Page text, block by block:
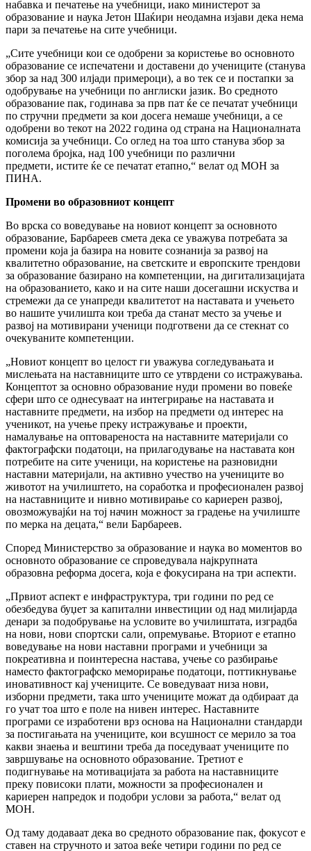
набавка и печатење на учебници, иако министерот за
образование и наука Јетон Шаќири неодамна изјави дека нема
пари за печатење на сите учебници.
„Сите учебници кои се одобрени за користење во основното
образование се испечатени и доставени до учениците (станува
збор за над 300 илјади примероци), а во тек се и постапки за
одобрување на учебници по англиски јазик. Во средното
образование пак, годинава за прв пат ќе се печатат учебници
по стручни предмети за кои досега немаше учебници, а се
одобрени во текот на 2022 година од страна на Националната
комисија за учебници. Со оглед на тоа што станува збор за
поголема бројка, над 100 учебници по различни
предмети, истите ќе се печатат етапно,“ велат од МОН за
ПИНА.
Промени во образовниот концепт
Во врска со воведување на новиот концепт за основното
образование, Барбареев смета дека се уважува потребата за
промени која ја базира на новите сознанија за развој на
квалитетно образование, на светските и европските трендови
за образование базирано на компетенции, на дигитализацијата
на образованието, како и на сите наши досегашни искуства и
стремежи да се унапреди квалитетот на наставата и учењето
во нашите училишта кои треба да станат место за учење и
развој на мотивирани ученици подготвени да се стекнат со
очекуваните компетенции.
„Новиот концепт во целост ги уважува согледувањата и
мислењата на наставниците што се утврдени со истражувања.
Концептот за основно образование нуди промени во повеќе
сфери што се однесуваат на интегрирање на наставата и
наставните предмети, на избор на предмети од интерес на
ученикот, на учење преку истражување и проекти,
намалување на оптовареноста на наставните материјали со
фактографски податоци, на прилагодување на наставата кон
потребите на сите ученици, на користење на разновидни
наставни материјали, на активно учество на учениците во
животот на училиштето, на соработка и професионален развој
на наставниците и нивно мотивирање со кариерен развој,
овозможувајќи на тој начин можност за градење на училиште
по мерка на децата,“ вели Барбареев.
Според Министерство за образование и наука во моментов во
основното образование се спроведувала најкрупната
образовна реформа досега, која е фокусирана на три аспекти.
„Првиот аспект е инфраструктура, три години по ред се
обезбедува буџет за капитални инвестиции од над милијарда
денари за подобрување на условите во училиштата, изградба
на нови, нови спортски сали, опремување. Вториот е етапно
воведување на нови наставни програми и учебници за
покреативна и поинтересна настава, учење со разбирање
наместо фактографско меморирање податоци, поттикнување
иновативност кај учениците. Се воведуваат низа нови,
изборни предмети, така што учениците можат да одбираат да
го учат тоа што е поле на нивен интерес. Наставните
програми се изработени врз основа на Национални стандарди
за постигањата на учениците, кои всушност се мерило за тоа
какви знаења и вештини треба да поседуваат учениците по
завршување на основното образование. Третиот е
подигнување на мотивацијата за работа на наставниците
преку повисоки плати, можности за професионален и
кариерен напредок и подобри услови за работа,“ велат од
МОН.
Од таму додаваат дека во средното образование пак, фокусот е
ставен на стручното и затоа веќе четири години по ред се